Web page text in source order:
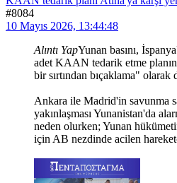
#8084
10 Mayıs 2026, 13:44:48
Alıntı YapYunan basını,
adet KAAN tedarik etme
bir sırtından bıçaklama" olarak
Ankara ile Madrid'in savunma
yakınlaşması Yunanistan'da
neden olurken; Yunan
için AB nezdinde acilen